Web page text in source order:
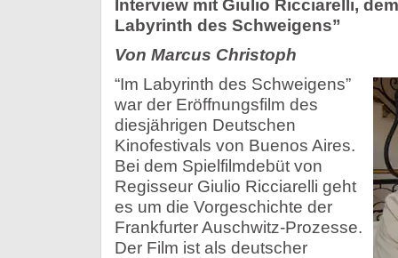
Interview mit Giulio Ricciarelli,
Labyrinth des Schweigens”
Von Marcus Christoph
“Im Labyrinth des Schweigens”
war der Eröffnungsfilm des
diesjährigen Deutschen
Kinofestivals von Buenos Aires.
Bei dem Spielfilmdebüt von
Regisseur Giulio Ricciarelli geht
es um die Vorgeschichte der
Frankfurter Auschwitz-Prozesse.
Der Film ist als deutscher